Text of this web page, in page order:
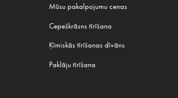
Mūsu pakalpojumu cenas
Cepeškrāsns tīrīšana
Ķīmiskās tīrīšanas dīvāns
Paklāju tīrīšana